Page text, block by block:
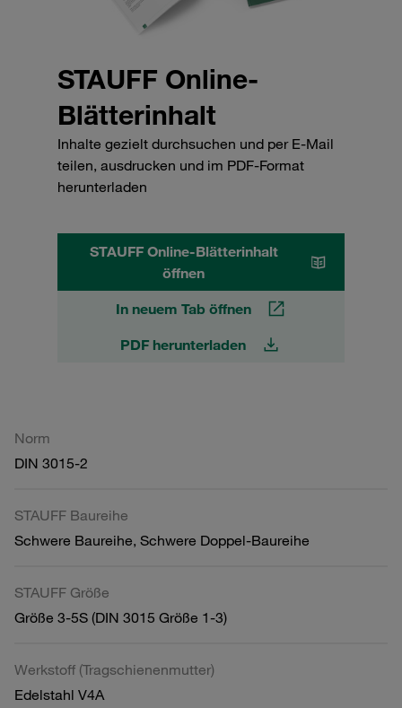
STAUFF Online-
Blätterinhalt
Inhalte gezielt durchsuchen und per E-Mail
teilen, ausdrucken und im PDF-Format
herunterladen
STAUFF Online-Blätterinhalt
öffnen
In neuem Tab öffnen
PDF herunterladen
Norm
DIN 3015-2
STAUFF Baureihe
Schwere Baureihe, Schwere Doppel-Baureihe
STAUFF Größe
Größe 3-5S (DIN 3015 Größe 1-3)
Werkstoff (Tragschienenmutter)
Edelstahl V4A